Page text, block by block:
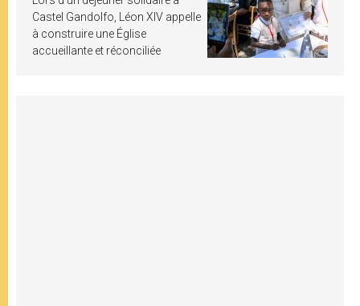
Castel Gandolfo, Léon XIV appelle
à construire une Église
accueillante et réconciliée